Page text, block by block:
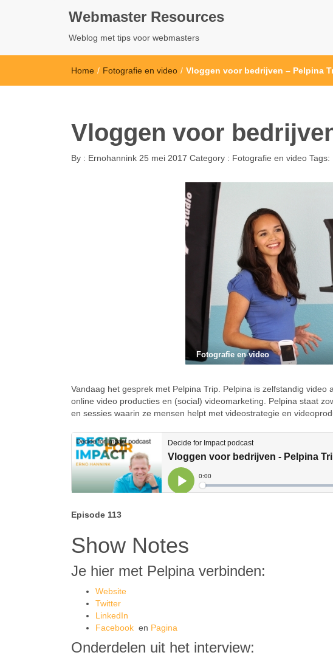
Webmaster Resources
Weblog met tips voor webmasters
Home / Fotografie en video / Vloggen voor bedrijven – Pelpina
Vloggen voor
By : Ernohannink 25 mei 2017 Category : Fotografie en video Tags:
Fotografie en video
Vandaag het gesprek met Pelpina Trip. Pelpina is zelfstandig
online video producties en (social) videomarketing. Pelpina staat
en sessies waarin ze mensen helpt met videostrategie en
Episode 113
Show Notes
Je hier met Pelpina verbinden:
Website
Twitter
LinkedIn
Facebook en Pagina
Onderdelen uit het interview: